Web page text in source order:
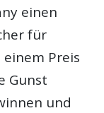
einen
für
Preis
Gunst
und